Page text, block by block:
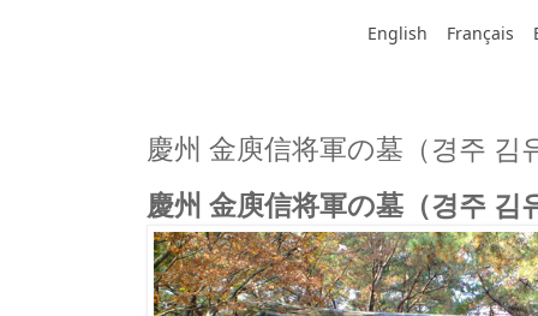
English Français
慶州 金庾信将軍の墓（경주 김
慶州 金庾信将軍の墓（경주 김